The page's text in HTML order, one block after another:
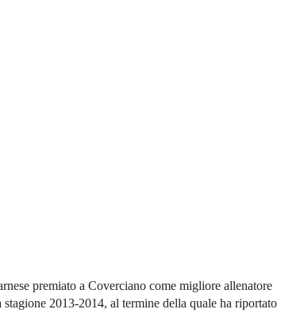
premiato a Coverciano come migliore allenatore
stagione 2013-2014, al termine della quale ha riportato